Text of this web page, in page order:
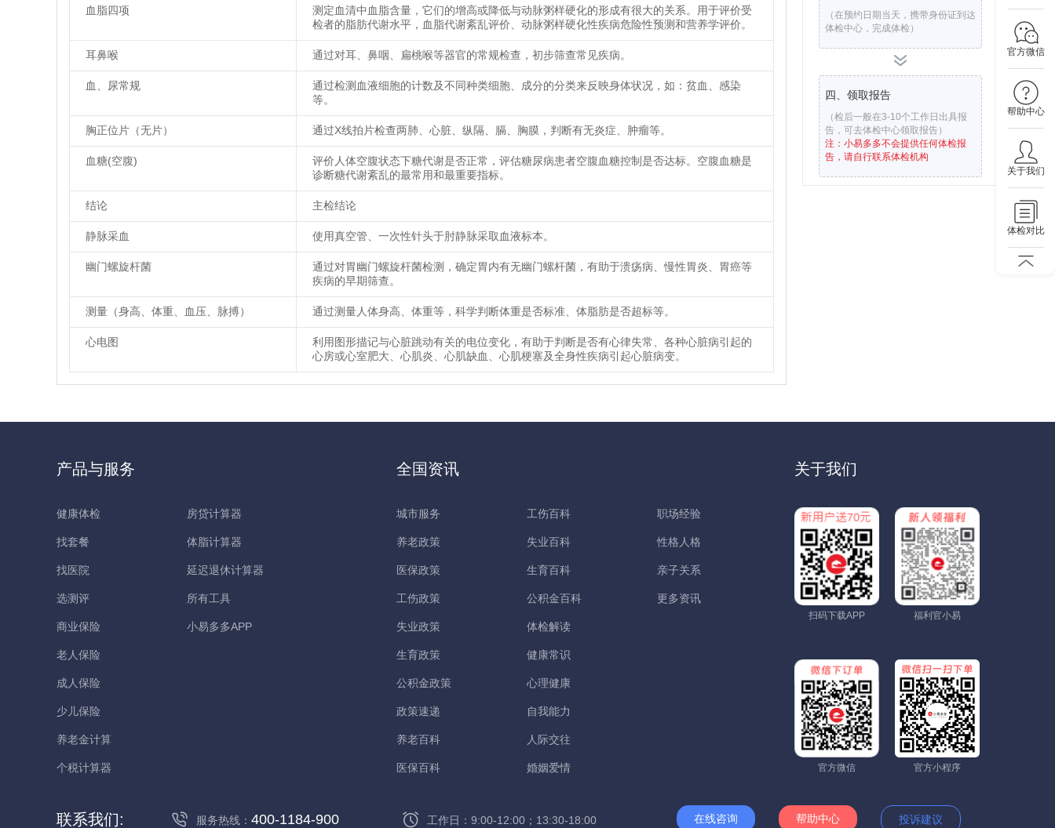
官方微信
帮助中心
关于我们
体检对比
血脂四项
测定血清中血脂含量，它们的增高或降低与动脉粥样硬化的形成有很大的关系。用于评价受
检者的脂肪代谢水平，血脂代谢紊乱评价、动脉粥样硬化性疾病危险性预测和营养学评价。
耳鼻喉 通过对耳、鼻咽、扁桃喉等器官的常规检查，初步筛查常见疾病。
血、尿常规
通过检测血液细胞的计数及不同种类细胞、成分的分类来反映身体状况，如：贫血、感染
等。
胸正位片（无片） 通过X线拍片检查两肺、心脏、纵隔、膈、胸膜，判断有无炎症、肿瘤等。
血糖(空腹)
评价人体空腹状态下糖代谢是否正常，评估糖尿病患者空腹血糖控制是否达标。空腹血糖是
诊断糖代谢紊乱的最常用和最重要指标。
结论 主检结论
静脉采血 使用真空管、一次性针头于肘静脉采取血液标本。
幽门螺旋杆菌
通过对胃幽门螺旋杆菌检测，确定胃内有无幽门螺杆菌，有助于溃疡病、慢性胃炎、胃癌等
疾病的早期筛查。
测量（身高、体重、血压、脉搏） 通过测量人体身高、体重等，科学判断体重是否标准、体脂肪是否超标等。
心电图
利用图形描记与心脏跳动有关的电位变化，有助于判断是否有心律失常、各种心脏病引起的
心房或心室肥大、心肌炎、心肌缺血、心肌梗塞及全身性疾病引起心脏病变。
（在预约日期当天，携带身份证到达
体检中心，完成体检）
四、领取报告
（检后一般在3-10个工作日出具报
告，可去体检中心领取报告）
注：小易多多不会提供任何体检报
告，请自行联系体检机构
产品与服务
健康体检
找套餐
找医院
选测评
商业保险
老人保险
成人保险
少儿保险
养老金计算
个税计算器
房贷计算器
体脂计算器
延迟退休计算器
所有工具
小易多多APP
全国资讯
城市服务
养老政策
医保政策
工伤政策
失业政策
生育政策
公积金政策
政策速递
养老百科
医保百科
工伤百科
失业百科
生育百科
公积金百科
体检解读
健康常识
心理健康
自我能力
人际交往
婚姻爱情
职场经验
性格人格
亲子关系
更多资讯
关于我们
扫码下载APP 福利官小易
官方微信 官方小程序
联系我们: 服务热线： 400-1184-900 工作日：9:00-12:00；13:30-18:00 在线咨询 帮助中心 投诉建议